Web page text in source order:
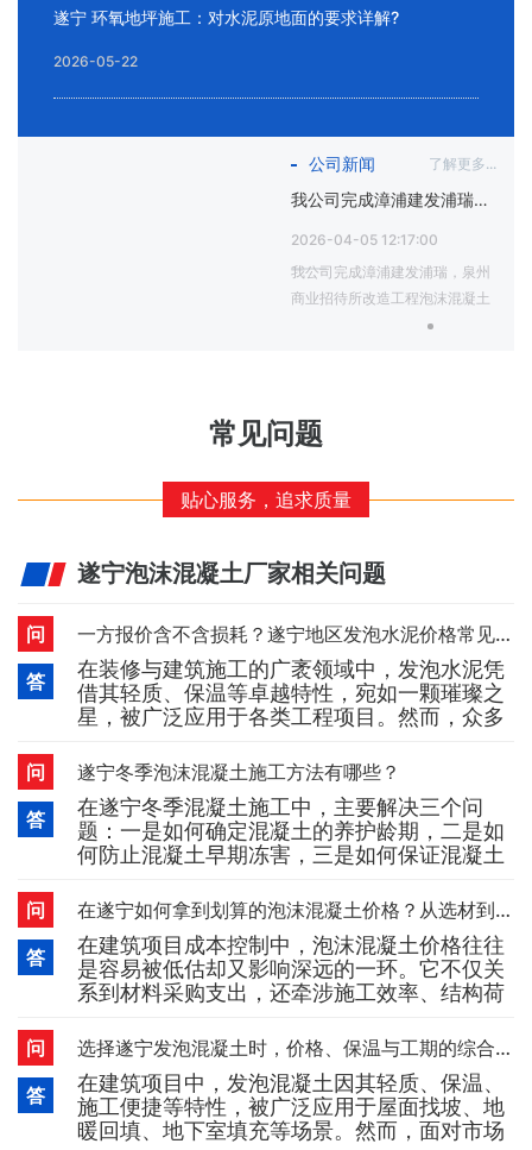
遂宁 环氧地坪施工：对水泥原地面的要求详解?
2026-05-22
公司新闻 了解更多...
我公司完成漳浦建发浦瑞，泉州商业招待所改造工程泡沫混凝土施工
2026-04-05 12:17:00
我公司完成漳浦建发浦瑞，泉州
商业招待所改造工程泡沫混凝土
常见问题
贴心服务，追求质量
遂宁泡沫混凝土厂家相关问题
问
答
一方报价含不含损耗？遂宁地区发泡水泥价格常见问法不够细
在装修与建筑施工的广袤领域中，发泡水泥凭
借其轻质、保温等卓越特性，宛如一颗璀璨之
星，被广泛应用于各类工程项目。然而，众多
“一方报价是否包含损耗” 这一要点，犹如隐藏
在迷雾中的暗礁，一旦忽视，往往会使后期预
算如脱缰之马，超出预期。因此，深入了解武
汉发泡水泥价格的常见问法，无疑是精准估算
成本、有效规避纠纷的关键密钥。一、
问
答
遂宁冬季泡沫混凝土施工方法有哪些？
在遂宁冬季混凝土施工中，主要解决三个问
题：一是如何确定混凝土的养护龄期，二是如
何防止混凝土早期冻害，三是如何保证混凝土
家介绍一下冬季泡沫混凝土施工方法。一、蓄
热法主要用于气温小于10℃左右，结构比较厚
大的工程。做法是：对原材料(水、砂、石)进
行加热，使混凝土在搅拌、运输和浇灌以后，
还储备有相当的热量，以使水泥水
问
答
在遂宁如何拿到划算的泡沫混凝土价格？从选材到施工的完整攻略
在建筑项目成本控制中，泡沫混凝土价格往往
是容易被低估却又影响深远的一环。它不仅关
系到材料采购支出，还牵涉施工效率、结构荷
的遂宁泡沫混凝土价格，不能只看每立方米的
报价数字，而需从选材标准、应用场景到施工
配合进行系统考量。首先，明确工程需求是合
理控价的前提。不同部位对泡沫混凝土的密
度、强度和流动性要求差异较大——屋
问
答
选择遂宁发泡混凝土时，价格、保温与工期的综合权衡
在建筑项目中，发泡混凝土因其轻质、保温、
施工便捷等特性，被广泛应用于屋面找坡、地
暖回填、地下室填充等场景。然而，面对市场